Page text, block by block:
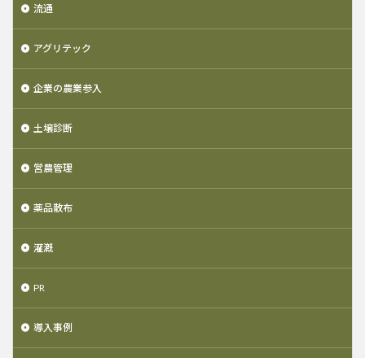
流通
アグリテック
企業の農業参入
土壌診断
営農管理
薬品散布
灌漑
PR
導入事例